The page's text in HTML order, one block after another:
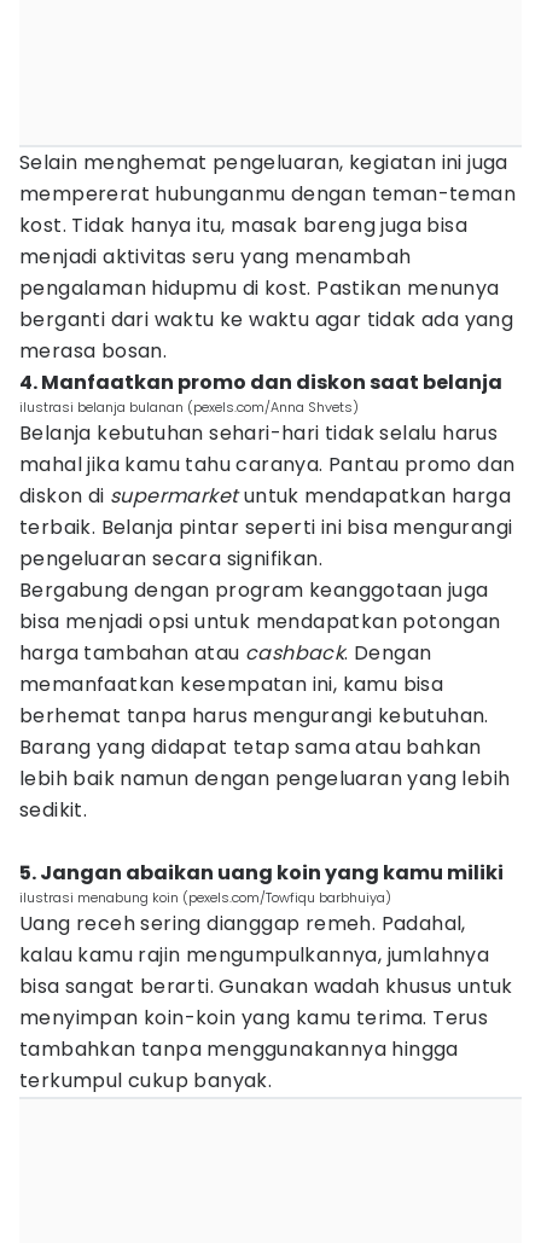
Selain menghemat pengeluaran, kegiatan ini juga
mempererat hubunganmu dengan teman-teman
kost. Tidak hanya itu, masak bareng juga bisa
menjadi aktivitas seru yang menambah
pengalaman hidupmu di kost. Pastikan menunya
berganti dari waktu ke waktu agar tidak ada yang
merasa bosan.
4. Manfaatkan promo dan diskon saat belanja
ilustrasi belanja bulanan (pexels.com/Anna Shvets)
Belanja kebutuhan sehari-hari tidak selalu harus
mahal jika kamu tahu caranya. Pantau promo dan
diskon di supermarketuntuk mendapatkan harga
terbaik. Belanja pintar seperti ini bisa mengurangi
pengeluaran secara signifikan.
Bergabung dengan program keanggotaan juga
bisa menjadi opsi untuk mendapatkan potongan
harga tambahan atau cashback. Dengan
memanfaatkan kesempatan ini, kamu bisa
berhemat tanpa harus mengurangi kebutuhan.
Barang yang didapat tetap sama atau bahkan
lebih baik namun dengan pengeluaran yang lebih
sedikit.
5. Jangan abaikan uang koin yang kamu miliki
ilustrasi menabung koin (pexels.com/Towfiqu barbhuiya)
Uang receh sering dianggap remeh. Padahal,
kalau kamu rajin mengumpulkannya, jumlahnya
bisa sangat berarti. Gunakan wadah khusus untuk
menyimpan koin-koin yang kamu terima. Terus
tambahkan tanpa menggunakannya hingga
terkumpul cukup banyak.